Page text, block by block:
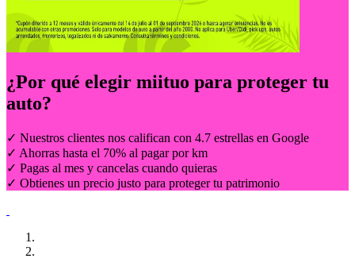
¿Por qué elegir miituo para proteger tu
auto?
✓ Nuestros clientes nos califican con 4.7 estrellas en Google
✓ Ahorras hasta el 70% al pagar por km
✓ Pagas al mes y cancelas cuando quieras
✓ Obtienes un precio justo para proteger tu patrimonio